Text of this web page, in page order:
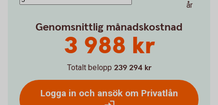
år
Genomsnittlig månadskostnad
3 988 kr
Totalt belopp 239 294 kr
Logga in och ansök om Privatlån